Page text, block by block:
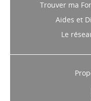
Trouver ma
Aides et
Le